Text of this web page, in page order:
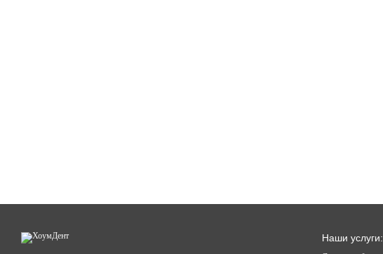
Наши услуги: